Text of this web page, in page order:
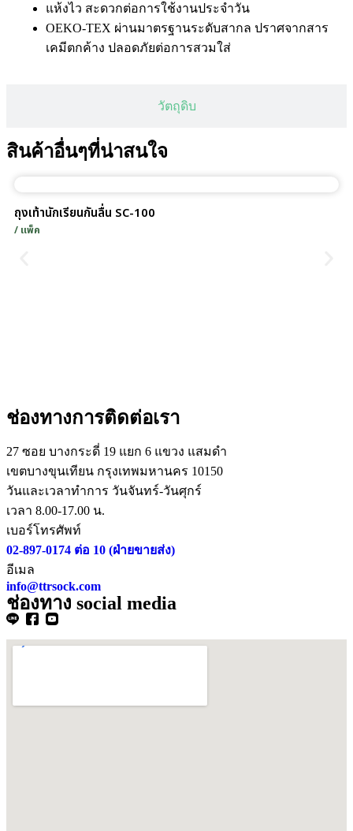
วัตถุดิบ
แห้งไว สะดวกต่อการใช้งานประจำวัน
OEKO-TEX ผ่านมาตรฐานระดับสากล ปราศจากสาร
เคมีตกค้าง ปลอดภัยต่อการสวมใส่
สินค้าอื่นๆที่น่าสนใจ
ถุงเท้านักเรียนกันลื่น SC-100
/ แพ็ค
ช่องทางการติดต่อเรา
27 ซอย บางกระดี่ 19 แยก 6 แขวง แสมดำ
เขตบางขุนเทียน กรุงเทพมหานคร 10150
วันและเวลาทำการ วันจันทร์-วันศุกร์
เวลา 8.00-17.00 น.
เบอร์โทรศัพท์
02-897-0174 ต่อ 10 (ฝ่ายขายส่ง)
อีเมล
info@ttrsock.com
ช่องทาง social media